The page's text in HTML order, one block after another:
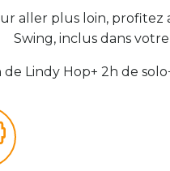
aller plus loin, profitez
Swing, inclus dans votre
de Lindy Hop+ 2h de